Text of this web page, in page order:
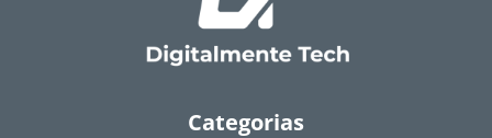
Categorias